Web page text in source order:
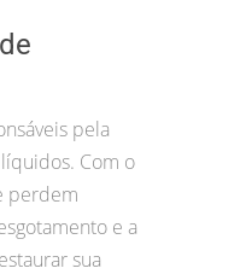
pela
Com o
perdem
e a
sua